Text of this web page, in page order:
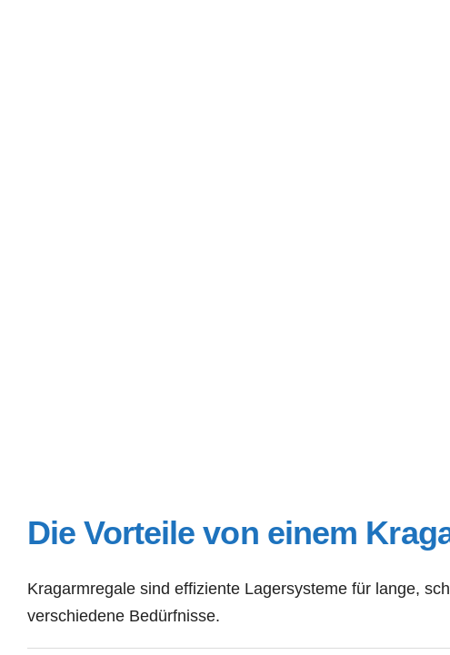
Die Vorteile von einem
Kragarmregale sind effiziente Lagersysteme für lange,
verschiedene Bedürfnisse.